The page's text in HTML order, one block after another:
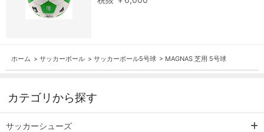
ホーム > サッカーボール > サッカーボール5号球 > MAGNAS 芝用 5号球
カテゴリから探す
サッカーシューズ